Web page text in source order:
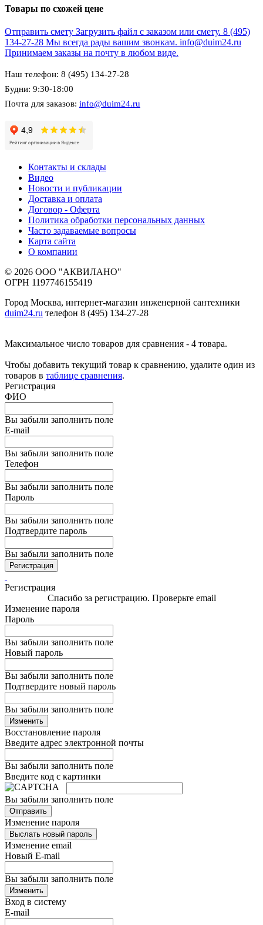
Товары по схожей цене
Отправить смету Загрузить файл с заказом или смету. 8 (495)
134-27-28 Мы всегда рады вашим звонкам. info@duim24.ru
Принимаем заказы на почту в любом виде.
Наш телефон: 8 (495) 134-27-28
Будни: 9:30-18:00
Почта для заказов: info@duim24.ru
Контакты и склады
Видео
Новости и публикации
Доставка и оплата
Договор - Оферта
Политика обработки персональных данных
Часто задаваемые вопросы
Карта сайта
О компании
© 2026 ООО "АКВИЛАНО"
ОГРН 1197746155419
Город Москва, интернет-магазин инженерной сантехники
duim24.ru телефон 8 (495) 134-27-28
Максимальное число товаров для сравнения - 4 товара.
Чтобы добавить текущий товар к сравнению, удалите один из
товаров в таблице сравнения.
Регистрация
ФИО
Вы забыли заполнить поле
E-mail
Вы забыли заполнить поле
Телефон
Вы забыли заполнить поле
Пароль
Вы забыли заполнить поле
Подтвердите пароль
Вы забыли заполнить поле
Регистрация
Регистрация
Спасибо за регистрацию. Проверьте email
Изменение пароля
Пароль
Вы забыли заполнить поле
Новый пароль
Вы забыли заполнить поле
Подтвердите новый пароль
Вы забыли заполнить поле
Изменить
Восстановление пароля
Введите адрес электронной почты
Вы забыли заполнить поле
Введите код с картинки
Вы забыли заполнить поле
Отправить
Изменение пароля
Выслать новый пароль
Изменение email
Новый E-mail
Вы забыли заполнить поле
Изменить
Вход в систему
E-mail